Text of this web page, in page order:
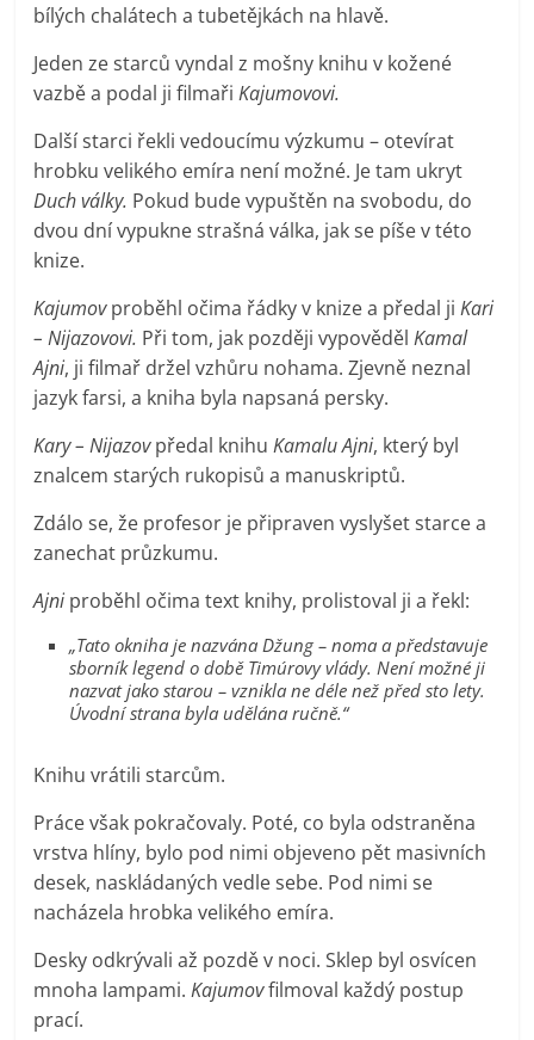
bílých chalátech a tubetějkách na hlavě.
Jeden ze starců vyndal z mošny knihu v kožené
vazbě a podal ji filmařiKajumovovi.
Další starci řekli vedoucímu výzkumu – otevírat
hrobku velikého emíra není možné. Je tam ukryt
Duch války. Pokud bude vypuštěn na svobodu, do
dvou dní vypukne strašná válka, jak se píše v této
knize.
Kajumovproběhl očima řádky v knize a předal jiKari
– Nijazovovi. Při tom, jak později vypovědělKamal
Ajni, ji filmař držel vzhůru nohama. Zjevně neznal
jazyk farsi, a kniha byla napsaná persky.
Kary – Nijazovpředal knihuKamalu Ajni, který byl
znalcem starých rukopisů a manuskriptů.
Zdálo se, že profesor je připraven vyslyšet starce a
zanechat průzkumu.
Ajni proběhl očima text knihy, prolistoval ji a řekl:
„Tato okniha je nazvána Džung – noma a představuje
sborník legend o době Timúrovy vlády. Není možné ji
nazvat jako starou – vznikla ne déle než před sto lety.
Úvodní strana byla udělána ručně.“
Knihu vrátili starcům.
Práce však pokračovaly. Poté, co byla odstraněna
vrstva hlíny, bylo pod nimi objeveno pět masivních
desek, naskládaných vedle sebe. Pod nimi se
nacházela hrobka velikého emíra.
Desky odkrývali až pozdě v noci. Sklep byl osvícen
mnoha lampami.Kajumovfilmoval každý postup
prací.